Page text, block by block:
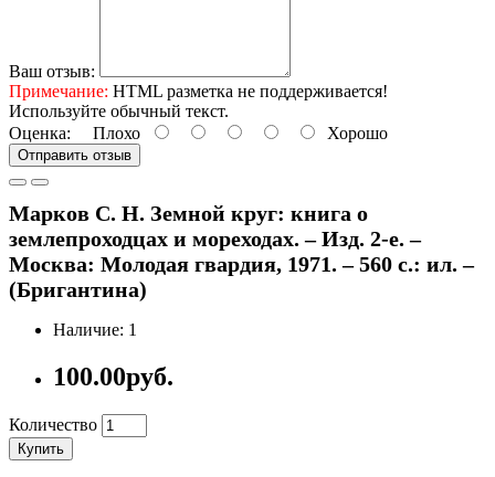
Ваш отзыв:
Примечание: HTML разметка не поддерживается!
Используйте обычный текст.
Оценка: Плохо Хорошо
Отправить отзыв
Марков С. Н. Земной круг: книга о
землепроходцах и мореходах. – Изд. 2-е. –
Москва: Молодая гвардия, 1971. – 560 с.: ил. –
(Бригантина)
Наличие: 1
100.00руб.
Количество
Купить